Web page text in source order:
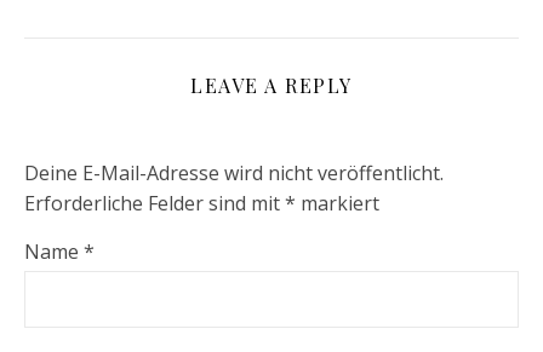
LEAVE A REPLY
Deine E-Mail-Adresse wird nicht veröffentlicht.
Erforderliche Felder sind mit* markiert
Name *